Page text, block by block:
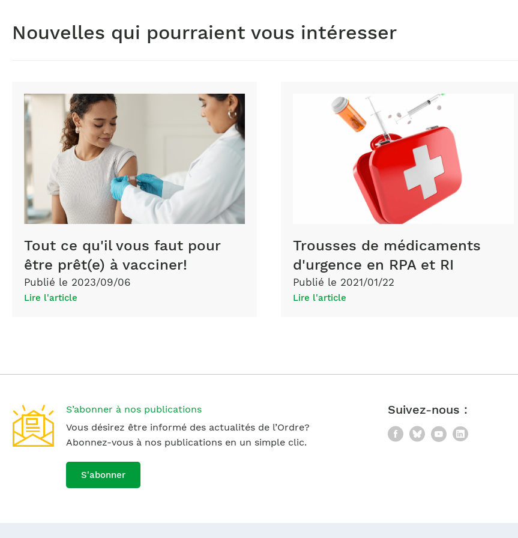
Nouvelles qui pourraient vous intéresser
Tout ce qu'il vous faut pour
être prêt(e) à vacciner!
Publié le 2023/09/06
Lire l'article
Trousses de médicaments
d'urgence en RPA et RI
Publié le 2021/01/22
Lire l'article
S’abonner à nos publications
Vous désirez être informé des actualités de l’Ordre?
Abonnez-vous à nos publications en un simple clic.
S'abonner
Suivez-nous :
Facebook
BlueskyYouTube
LinkedIn